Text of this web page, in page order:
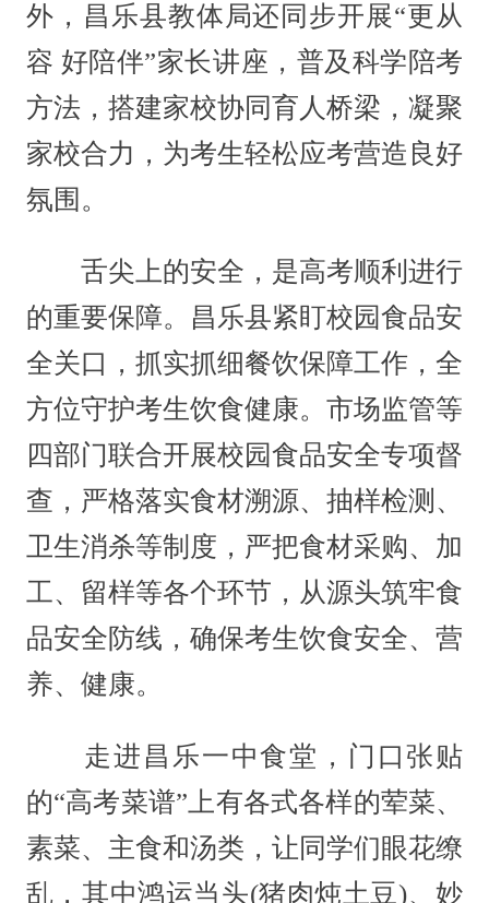
外，昌乐县教体局还同步开展“更从
容 好陪伴”家长讲座，普及科学陪考
方法，搭建家校协同育人桥梁，凝聚
家校合力，为考生轻松应考营造良好
氛围。
舌尖上的安全，是高考顺利进行
的重要保障。昌乐县紧盯校园食品安
全关口，抓实抓细餐饮保障工作，全
方位守护考生饮食健康。市场监管等
四部门联合开展校园食品安全专项督
查，严格落实食材溯源、抽样检测、
卫生消杀等制度，严把食材采购、加
工、留样等各个环节，从源头筑牢食
品安全防线，确保考生饮食安全、营
养、健康。
走进昌乐一中食堂，门口张贴
的“高考菜谱”上有各式各样的荤菜、
素菜、主食和汤类，让同学们眼花缭
乱，其中鸿运当头(猪肉炖土豆)、妙